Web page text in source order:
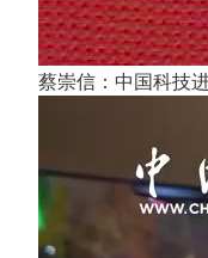
蔡崇信：中国科技